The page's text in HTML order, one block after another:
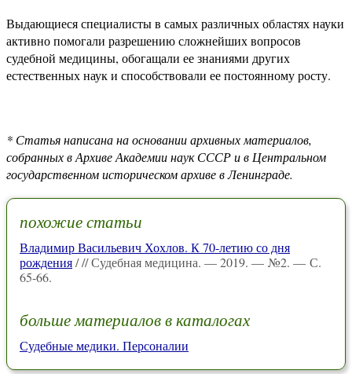
Выдающиеся специалисты в самых различных областях науки
активно помогали разрешению сложнейших вопросов
судебной медицины, обогащали ее знаниями других
естественных наук и способствовали ее постоянному росту.
* Статья написана на основании архивных материалов,
собранных в Архиве Академии наук СССР и в Центральном
государственном историческом архиве в Ленинграде.
похожие статьи
Владимир Васильевич Хохлов. К 70-летию со дня
рождения/ // Судебная медицина. — 2019. — №2. — С.
65-66.
больше материалов в каталогах
Судебные медики. Персоналии